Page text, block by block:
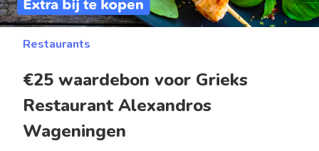
Restaurants
€25 waardebon voor Grieks
Restaurant Alexandros
Wageningen